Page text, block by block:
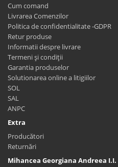
Cum comand
Livrarea Comenzilor
Politica de confidentialitate -GDPR
Retur produse
Informatii despre livrare
Termeni și condiții
Garantia produselor
Solutionarea online a litigiilor
SOL
SAL
ANPC
Extra
Producători
Returnări
Mihancea Georgiana Andreea I.I.